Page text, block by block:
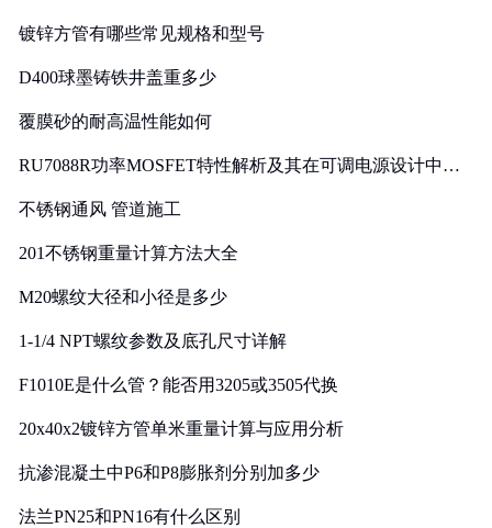
镀锌方管有哪些常见规格和型号
D400球墨铸铁井盖重多少
覆膜砂的耐高温性能如何
RU7088R功率MOSFET特性解析及其在可调电源设计中的
不锈钢通风 管道施工
201不锈钢重量计算方法大全
M20螺纹大径和小径是多少
1-1/4 NPT螺纹参数及底孔尺寸详解
F1010E是什么管？能否用3205或3505代换
20x40x2镀锌方管单米重量计算与应用分析
抗渗混凝土中P6和P8膨胀剂分别加多少
法兰PN25和PN16有什么区别